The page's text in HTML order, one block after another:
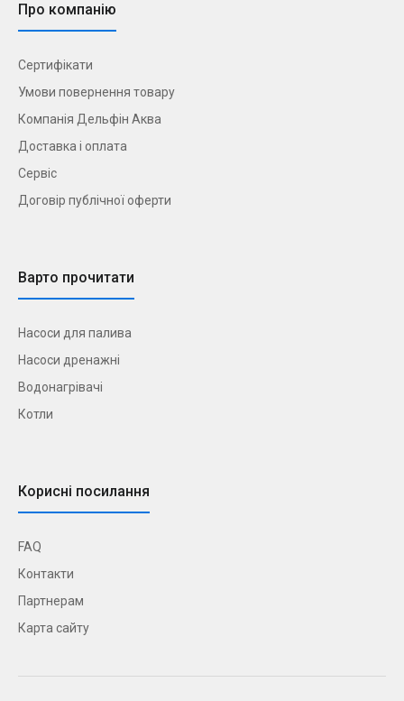
Про компанію
Сертифікати
Умови повернення товару
Компанія Дельфін Аква
Доставка і оплата
Сервіс
Договір публічної оферти
Варто прочитати
Насоси для палива
Насоси дренажні
Водонагрівачі
Котли
Корисні посилання
FAQ
Контакти
Партнерам
Карта сайту